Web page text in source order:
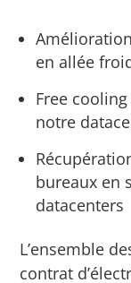
en allée
Free
notre
bureaux en
datacenters
L’ensemble
contrat